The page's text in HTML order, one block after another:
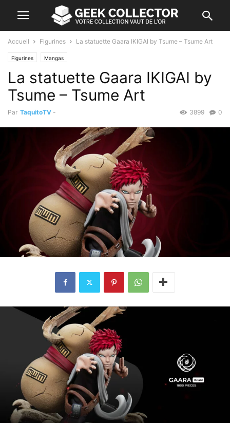
Accueil Figurines La statuette Gaara IKIGAI by Tsume – Tsume Art
Figurines Mangas
La statuette Gaara IKIGAI by
Tsume – Tsume Art
Par TaquitoTV - 0
3899